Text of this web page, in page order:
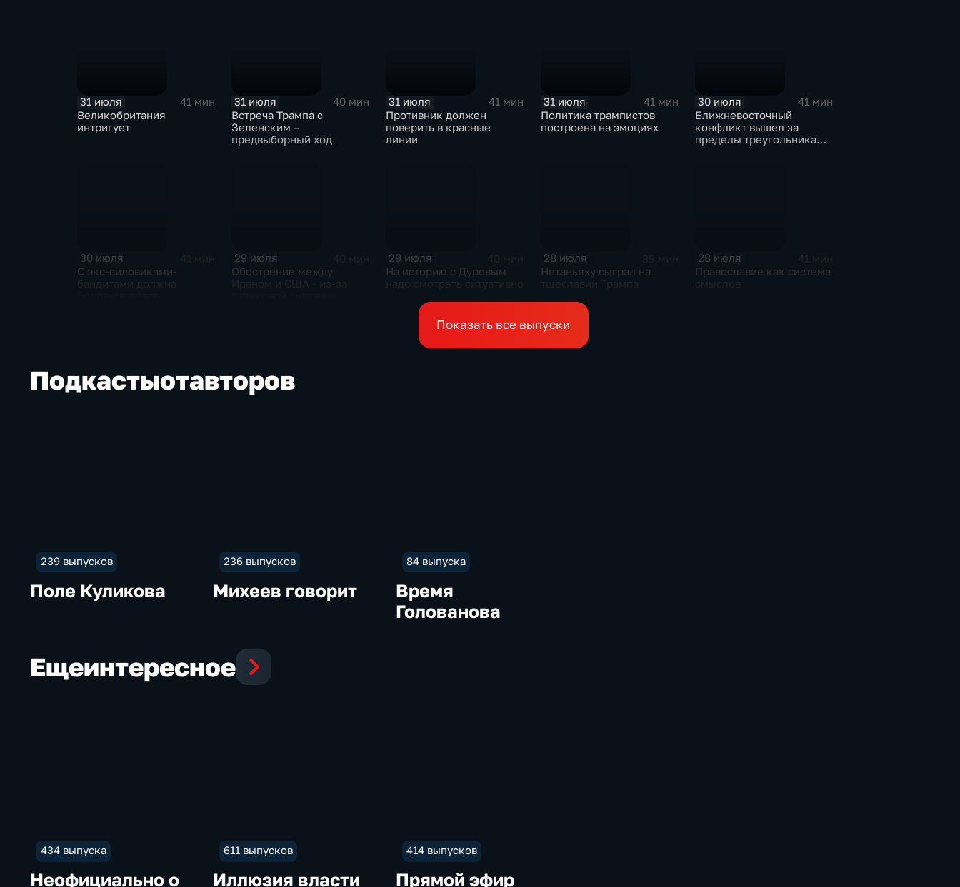
31 июля
41 мин
Великобритания
интригует
31 июля
40 мин
Встреча Трампа с
Зеленским –
предвыборный ход
31 июля
41 мин
Противник должен
поверить в красные
линии
31 июля
41 мин
Политика трампистов
построена на эмоциях
30 июля
41 мин
Ближневосточный
конфликт вышел за
пределы треугольника
30 июля
С экс-силовиками-
29 июля
Обострение между
29 июля
На историю с Дуровым
28 июля
Нетаньяху сыграл на
28 июля
Православие как система
Показать все выпуски
Подкастыотавторов
239 выпусков
Поле Куликова
236 выпусков
Михеев говорит
84 выпуска
Время
Голованова
Ещеинтересное
434 выпуска
Неофициально о
611 выпусков
Иллюзия власти
414 выпусков
Прямой эфир